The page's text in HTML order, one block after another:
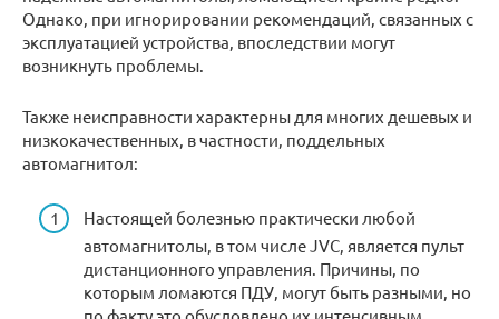
Однако, при игнорировании рекомендаций, связанных с
эксплуатацией устройства, впоследствии могут
возникнуть проблемы.
Также неисправности характерны для многих дешевых и
низкокачественных, в частности, поддельных
автомагнитол:
Настоящей болезнью практически любой
автомагнитолы, в том числе JVC, является пульт
дистанционного управления. Причины, по
которым ломаются ПДУ, могут быть разными, но
по факту это обусловлено их интенсивным